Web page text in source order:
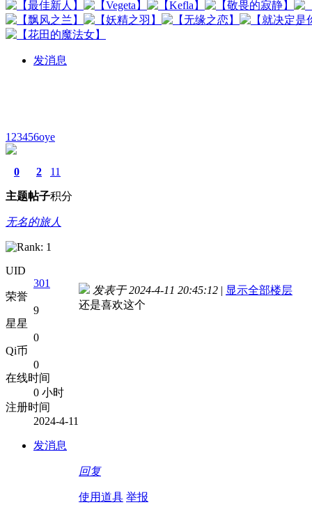
发消息
123456oye
0
主题
2
帖子
11
积分
无名的旅人
UID
301
荣誉
9
星星
0
Qi币
0
在线时间
0 小时
注册时间
2024-4-11
发消息
发表于 2024-4-11 20:45:12 | 显示全部楼层
还是喜欢这个
回复
使用道具 举报